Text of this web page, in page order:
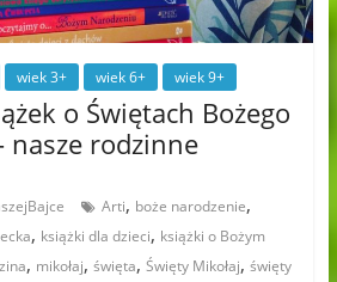
wiek 3+ wiek 6+ wiek 9+
o Świętach Bożego
nasze rodzinne
Arti, boże narodzenie,
, książki dla dzieci, książki o Bożym
, mikołaj, święta, Święty Mikołaj, święty